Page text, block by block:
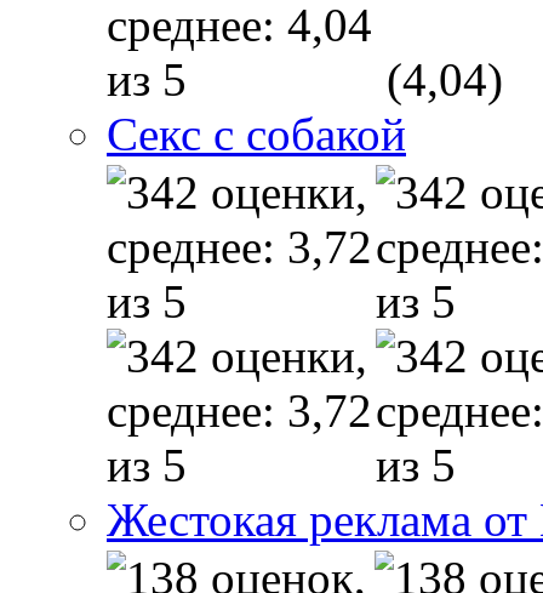
(4,04)
Секс с собакой
Жестокая реклама